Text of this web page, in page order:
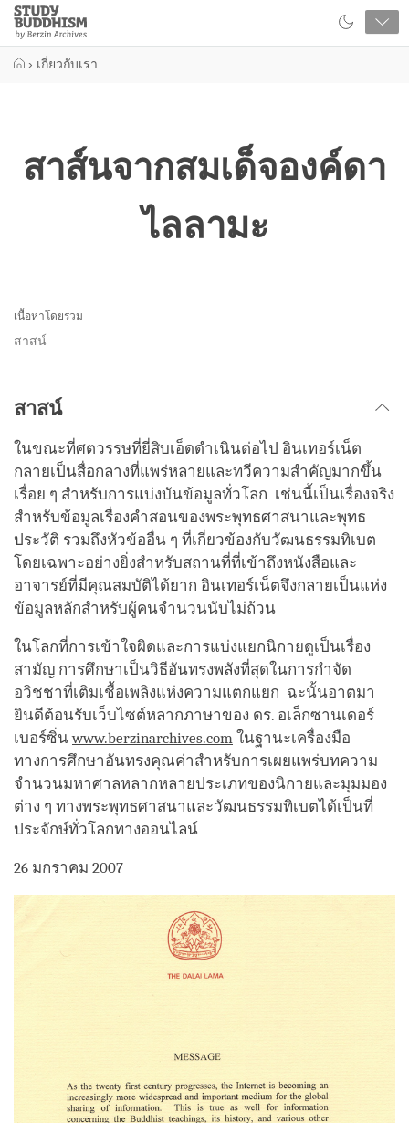
Close
Study
Buddhism
Home
› เกี่ยวกับเรา
สาส์นจากสมเด็จองค์ดา
ไลลามะ
เนื้อหาโดยรวม
สาสน์
สาสน์
ในขณะที่ศตวรรษที่ยี่สิบเอ็ดดำเนินต่อไป อินเทอร์เน็ต
กลายเป็นสื่อกลางที่แพร่หลายและทวีความสำคัญมากขึ้น
เรื่อย ๆ สำหรับการแบ่งบันข้อมูลทั่วโลก เช่นนี้เป็นเรื่องจริง
สำหรับข้อมูลเรื่องคำสอนของพระพุทธศาสนาและพุทธ
ประวัติ รวมถึงหัวข้ออื่น ๆ ที่เกี่ยวข้องกับวัฒนธรรมทิเบต
โดยเฉพาะอย่างยิ่งสำหรับสถานที่ที่เข้าถึงหนังสือและ
อาจารย์ที่มีคุณสมบัติได้ยาก อินเทอร์เน็ตจึงกลายเป็นแห่ง
ข้อมูลหลักสำหรับผู้คนจำนวนนับไม่ถ้วน
ในโลกที่การเข้าใจผิดและการแบ่งแยกนิกายดูเป็นเรื่อง
สามัญ การศึกษาเป็นวิธีอันทรงพลังที่สุดในการกำจัด
อวิชชาที่เติมเชื้อเพลิงแห่งความแตกแยก ฉะนั้นอาตมา
ยินดีต้อนรับเว็บไซต์หลากภาษาของ ดร. อเล็กซานเดอร์
เบอร์ซิ่นwww.berzinarchives.com ในฐานะเครื่องมือ
ทางการศึกษาอันทรงคุณค่าสำหรับการเผยแพร่บทความ
จำนวนมหาศาลหลากหลายประเภทของนิกายและมุมมอง
ต่าง ๆ ทางพระพุทธศาสนาและวัฒนธรรมทิเบตได้เป็นที่
ประจักษ์ทั่วโลกทางออนไลน์
26 มกราคม 2007